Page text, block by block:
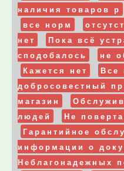
наличия товаров р
все норм
нет
Пока всё
сподобалось
не
Кажется нет
Все
добросовестный
магазин
людей
Не
Гарантийное
информации о
Неблагонадежных